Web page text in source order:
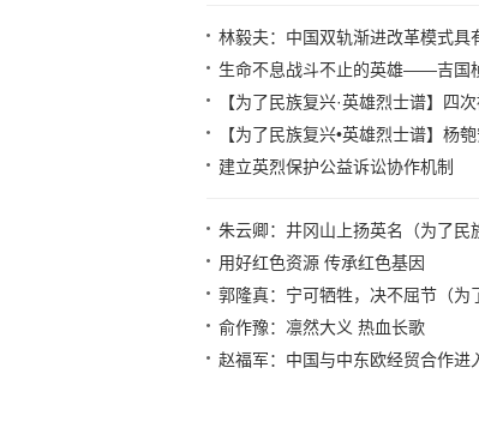
林毅夫：中国双轨渐进改革模式具
生命不息战斗不止的英雄——吉国
【为了民族复兴·英雄烈士谱】四
【为了民族复兴•英雄烈士谱】杨
建立英烈保护公益诉讼协作机制
朱云卿：井冈山上扬英名（为了民
用好红色资源 传承红色基因
郭隆真：宁可牺牲，决不屈节（为
俞作豫：凛然大义 热血长歌
赵福军：中国与中东欧经贸合作进